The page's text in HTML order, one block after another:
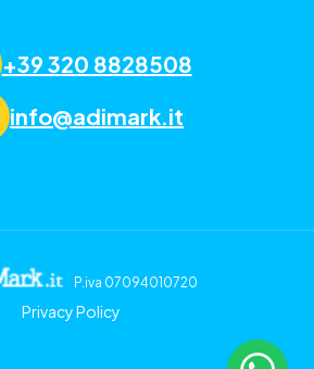
+39 320 8828508
info@adimark.it
P.iva 07094010720
Privacy Policy